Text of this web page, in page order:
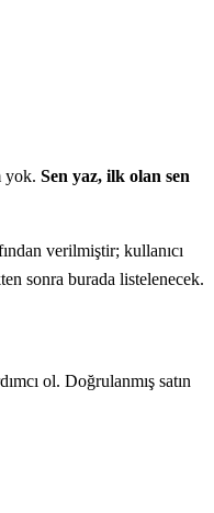
yok. Sen yaz, ilk olan sen
verilmiştir; kullanıcı
sonra burada listelenecek.
ol. Doğrulanmış satın